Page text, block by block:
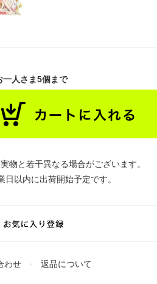
一人さま5個まで
物と若干異なる場合がございます。
以内に出荷開始予定です。
わせ 返品について